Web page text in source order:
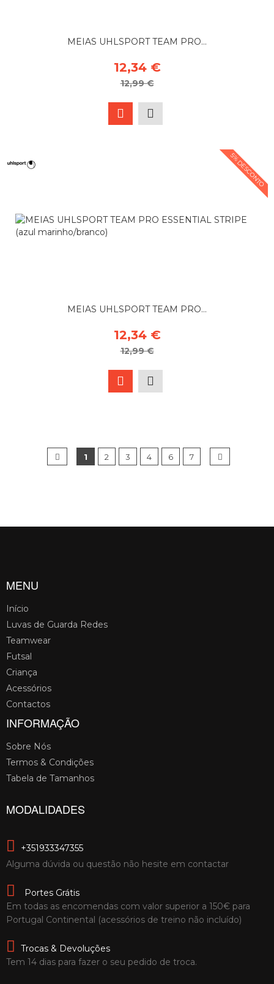
MEIAS UHLSPORT TEAM PRO...
12,34 €
12,99 €
5% DESCONTO
MEIAS UHLSPORT TEAM PRO...
12,34 €
12,99 €
1 2 3 4 6 7
MENU
Início
Luvas de Guarda Redes
Teamwear
Futsal
Criança
Acessórios
Contactos
INFORMAÇÃO
Sobre Nós
Termos & Condições
Tabela de Tamanhos
MODALIDADES
+351933347355
Alguma dúvida ou questão não hesite em contactar
Portes Grátis
Em todas as encomendas com valor superior a 150€ para
Portugal Continental (acessórios de treino não incluído)
Trocas & Devoluções
Tem 14 dias para fazer o seu pedido de troca.